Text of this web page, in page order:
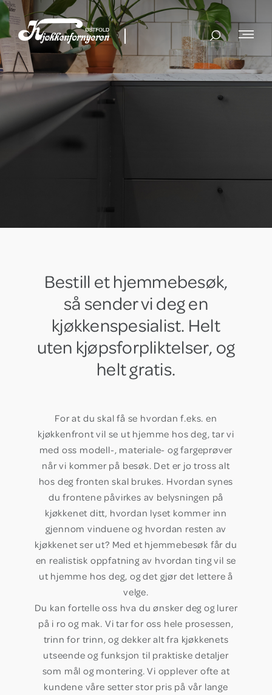
Bestill et hjemmebesøk,
så sender vi deg en
kjøkkenspesialist. Helt
uten kjøpsforpliktelser, og
helt gratis.
For at du skal få se hvordan f.eks. en
kjøkkenfront vil se ut hjemme hos deg, tar vi
med oss modell-, materiale- og fargeprøver
når vi kommer på besøk. Det er jo tross alt
hos deg fronten skal brukes. Hvordan synes
du frontene påvirkes av belysningen på
kjøkkenet ditt, hvordan lyset kommer inn
gjennom vinduene og hvordan resten av
kjøkkenet ser ut? Med et hjemmebesøk får du
en realistisk oppfatning av hvordan ting vil se
ut hjemme hos deg, og det gjør det lettere å
velge.
Du kan fortelle oss hva du ønsker deg og lurer
på i ro og mak. Vi tar for oss hele prosessen,
trinn for trinn, og dekker alt fra kjøkkenets
utseende og funksjon til praktiske detaljer
som mål og montering. Vi opplever ofte at
kundene våre setter stor pris på vår lange